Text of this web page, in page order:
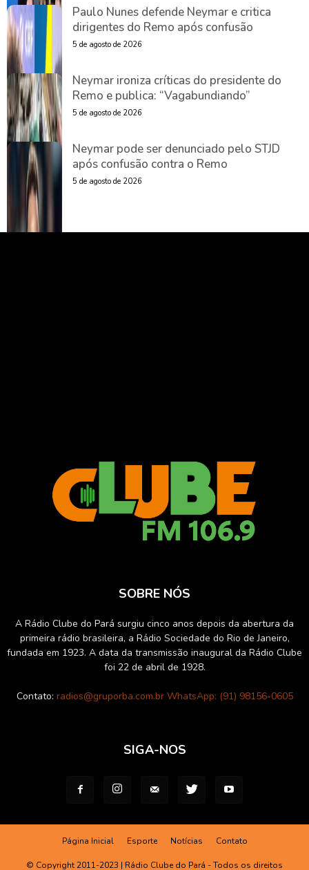
Paulo Nunes defende Neymar e critica
dirigentes do Remo após confusão
5 de agosto de 2026
Neymar ironiza críticas do presidente do
Remo e publica: “Vagabundiando”
5 de agosto de 2026
Neymar pode ser denunciado pelo STJD
após confusão contra o Remo
5 de agosto de 2026
SOBRE NÓS
A Rádio Clube do Pará surgiu cinco anos depois da abertura da
primeira rádio brasileira, a Rádio Sociedade do Rio de Janeiro,
fundada em 1923. A data da transmissão inaugural da Rádio Clube
foi 22 de abril de 1928.
Contato: radios@gruporba.com.br WhatsApp: (91) 98156-0605
SIGA-NOS
Página Inicial Esporte Notícias Contato
© Copyright 2011-2023 | Rádio Clube do Pará - Todos os direitos